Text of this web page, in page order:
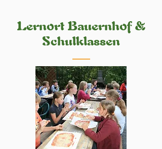
Lernort Bauernhof &
Schulklassen